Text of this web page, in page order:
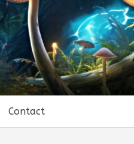
Contact